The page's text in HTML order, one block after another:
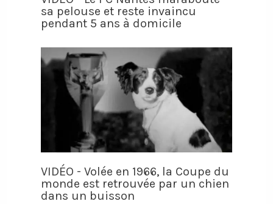
sa pelouse et reste invaincu
pendant 5 ans à domicile
VIDÉO - Volée en 1966, la Coupe du
monde est retrouvée par un chien
dans un buisson